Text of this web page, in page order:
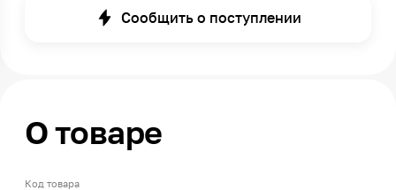
Сообщить о поступлении
О товаре
Код товара